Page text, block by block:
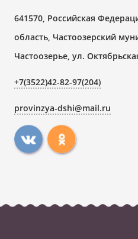
641570, Российская
область, Частоозерский
Частоозерье, ул.
+7(3522)42-82-97(204)
provinzya-dshi@mail.ru